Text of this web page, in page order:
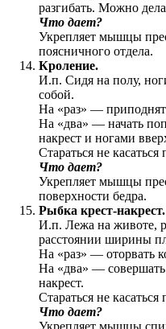
разгибать. Можно
Что дает?
Укрепляет мышцы
поясничного отдела.
Кроление.
И.п. Сидя на полу,
собой.
На «раз» —
На «два» — начать
накрест и ногами
Стараться не касаться
Что дает?
Укрепляет мышцы
поверхности бедра.
Рыбка крест-накрест.
И.п. Лежа на животе,
расстоянии ширины
На «раз» — оторвать
На «два» —
накрест.
Стараться не касаться
Что дает?
Укрепляет мышцы